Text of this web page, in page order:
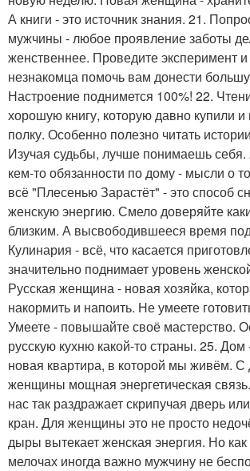
А книги - это источник знания. 21.
мужчины - любое проявление заботы
женственнее. Проведите эксперимент
незнакомца помочь вам донести
Настроение поднимется 100%! 22.
хорошую книгу, которую давно купили
полку. Особенно полезно читать
Изучая судьбы, лучше понимаешь себя.
кем-то обязанности по дому - мысли о
всё "Плесенью Зарастёт" - это способ
женскую энергию. Смело доверяйте
близким. А высвободившееся время
Кулинария - всё, что касается
значительно поднимает уровень
Русская женщина - новая хозяйка,
накормить и напоить. Не умеете
Умеете - повышайте своё мастерство.
русскую кухню какой-то страны. 25. Дом
новая квартира, в которой мы живём.
женщины мощная энергетическая
нас так раздражает скрипучая дверь
кран. Для женщины это не просто
дыры вытекает женская энергия. Но как
мелочах иногда важно мужчину не